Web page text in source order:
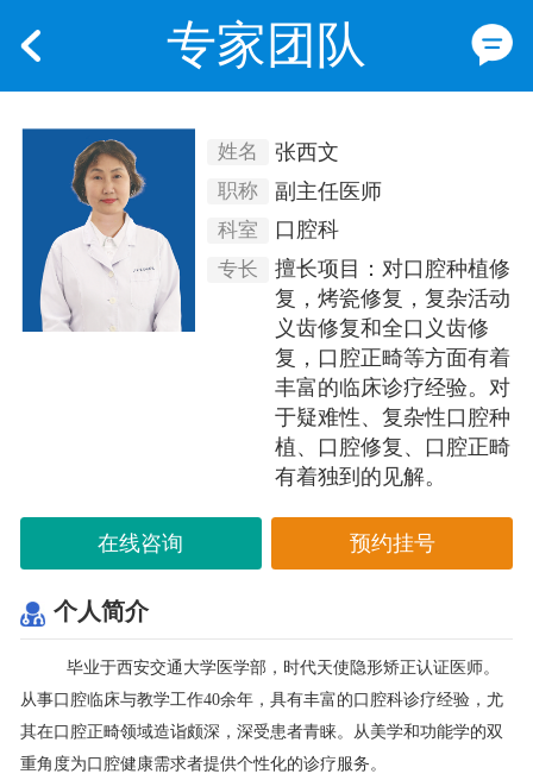
专家团队
姓名 张西文
职称 副主任医师
科室 口腔科
专长
擅长项目：对口腔种植修
复，烤瓷修复，复杂活动
义齿修复和全口义齿修
复，口腔正畸等方面有着
丰富的临床诊疗经验。对
于疑难性、复杂性口腔种
植、口腔修复、口腔正畸
有着独到的见解。
在线咨询 预约挂号
个人简介
毕业于西安交通大学医学部， 时代天使隐形矫正认证医师。
从事口腔临床与教学工作40余年，具有丰富的口腔科诊疗经验，尤
其在口腔正畸领域造诣颇深，深受患者青睐。从美学和功能学的双
重角度为口腔健康需求者提供个性化的诊疗服务。